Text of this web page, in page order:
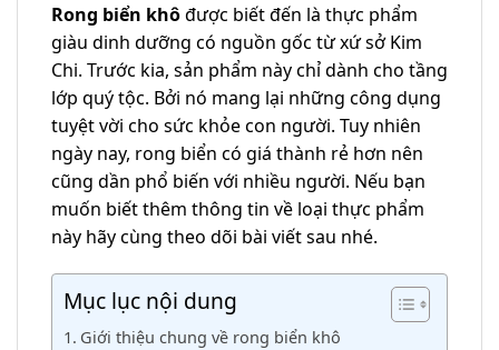
Rong biển khôđược biết đến là thực phẩm
giàu dinh dưỡng có nguồn gốc từ xứ sở Kim
Chi. Trước kia, sản phẩm này chỉ dành cho tầng
lớp quý tộc. Bởi nó mang lại những công dụng
tuyệt vời cho sức khỏe con người. Tuy nhiên
ngày nay, rong biển có giá thành rẻ hơn nên
cũng dần phổ biến với nhiều người. Nếu bạn
muốn biết thêm thông tin về loại thực phẩm
này hãy cùng theo dõi bài viết sau nhé.
Mục lục nội dung
Giới thiệu chung về rong biển khô